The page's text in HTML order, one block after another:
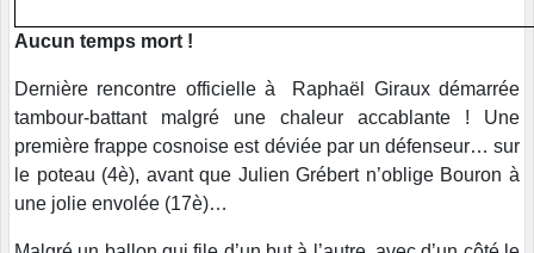
Aucun temps mort !
Dernière rencontre officielle à Raphaël Giraux démarrée
tambour-battant malgré une chaleur accablante ! Une
première frappe cosnoise est déviée par un défenseur… sur
le poteau (4è), avant que Julien Grébert n’oblige Bouron à
une jolie envolée (17è)…